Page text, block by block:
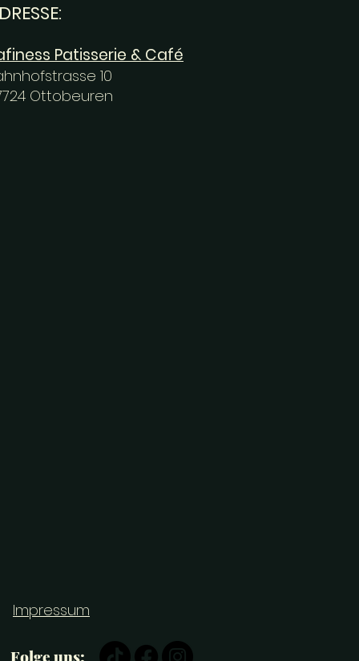
Patisserie & Café
10
Ottobeuren
Impressum
Folge uns: